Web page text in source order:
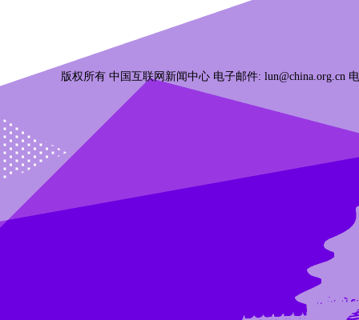
版权所有 中国互联网新闻中心 电子邮件: lun@china.org.cn